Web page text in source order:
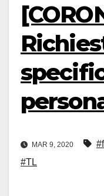
MAR 9, 2020
#TL